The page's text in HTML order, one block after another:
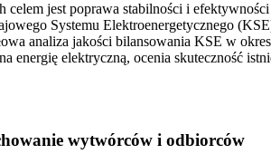
jest poprawa stabilności i
Systemu Elektroenergetycznego
analiza jakości bilansowania KSE w
elektryczną, ocenia skuteczność
wytwórców i odbiorców